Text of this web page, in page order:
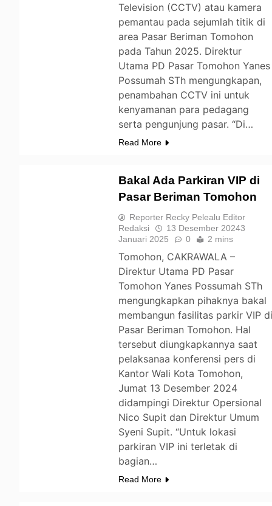
Television (CCTV) atau kamera
pemantau pada sejumlah titik di
area Pasar Beriman Tomohon
pada Tahun 2025. Direktur
Utama PD Pasar Tomohon Yanes
Possumah STh mengungkapan,
penambahan CCTV ini untuk
kenyamanan para pedagang
serta pengunjung pasar. “Di…
Read More
Bakal Ada Parkiran VIP di
Pasar Beriman Tomohon
Reporter Recky Pelealu Editor
Redaksi
13 Desember 20243
Januari 2025
0 2 mins
Tomohon, CAKRAWALA –
Direktur Utama PD Pasar
Tomohon Yanes Possumah STh
mengungkapkan pihaknya bakal
membangun fasilitas parkir VIP
Pasar Beriman Tomohon. Hal
tersebut diungkapkannya saat
pelaksanaa konferensi pers di
Kantor Wali Kota Tomohon,
Jumat 13 Desember 2024
didampingi Direktur Opersional
Nico Supit dan Direktur Umum
Syeni Supit. “Untuk lokasi
parkiran VIP ini terletak di
bagian…
Read More